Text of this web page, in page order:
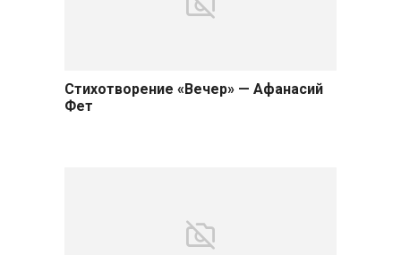
Стихотворение «Вечер» — Афанасий
Фет